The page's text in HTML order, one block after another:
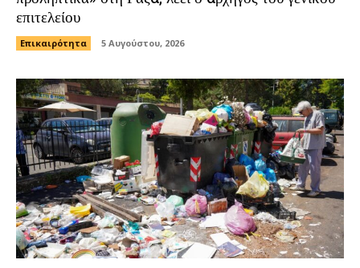
επιτελείου
Επικαιρότητα 5 Αυγούστου, 2026